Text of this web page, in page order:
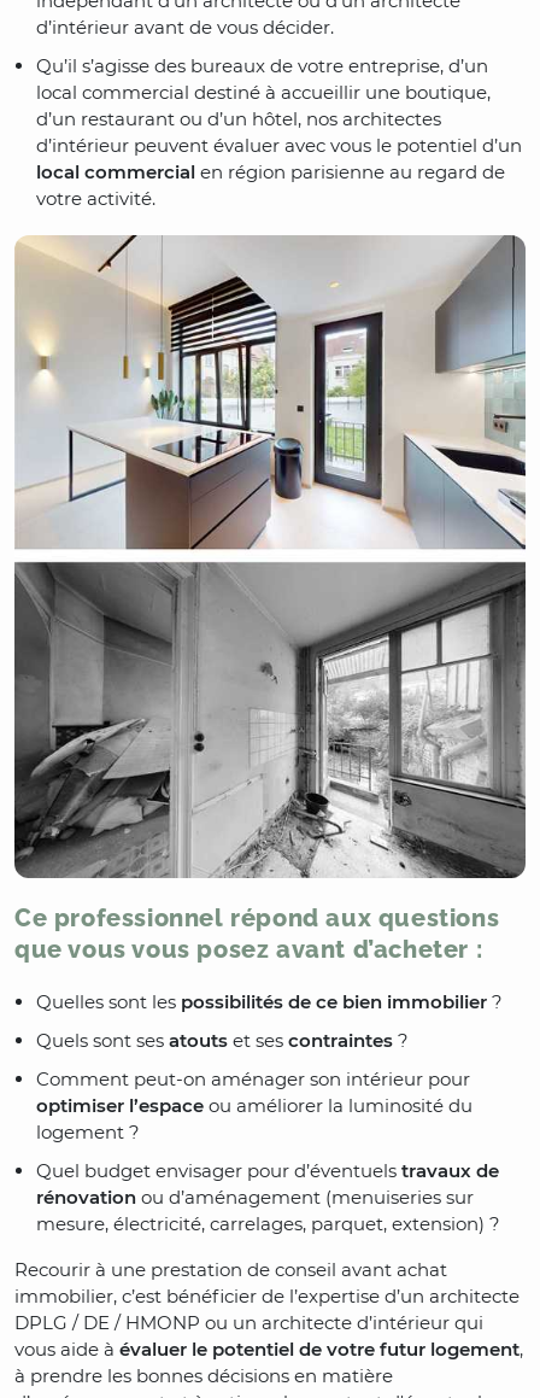
d’intérieur avant de vous décider.
Qu’il s’agisse des bureaux de votre entreprise, d’un
local commercial destiné à accueillir une boutique,
d’un restaurant ou d’un hôtel, nos architectes
d’intérieur peuvent évaluer avec vous le potentiel d’un
local commercial en région parisienne au regard de
votre activité.
Ce professionnel répond aux questions
que vous vous posez avant d’acheter :
Quelles sont les possibilités de ce bien immobilier ?
Quels sont ses atouts et ses contraintes ?
Comment peut-on aménager son intérieur pour
optimiser l’espace ou améliorer la luminosité du
logement ?
Quel budget envisager pour d’éventuels travaux de
rénovation ou d’aménagement (menuiseries sur
mesure, électricité, carrelages, parquet, extension) ?
Recourir à une prestation de conseil avant achat
immobilier, c’est bénéficier de l’expertise d’un architecte
DPLG / DE / HMONP ou un architecte d’intérieur qui
vous aide à évaluer le potentiel de votre futur logement,
à prendre les bonnes décisions en matière